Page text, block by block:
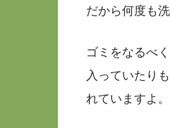
だから何度も
ゴミをなるべ
入っていたり
れていますよ。